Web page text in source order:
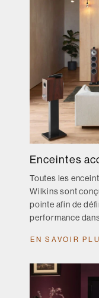
Enceintes
Toutes les
Wilkins sont
pointe afin de
performance
EN SAVOIR